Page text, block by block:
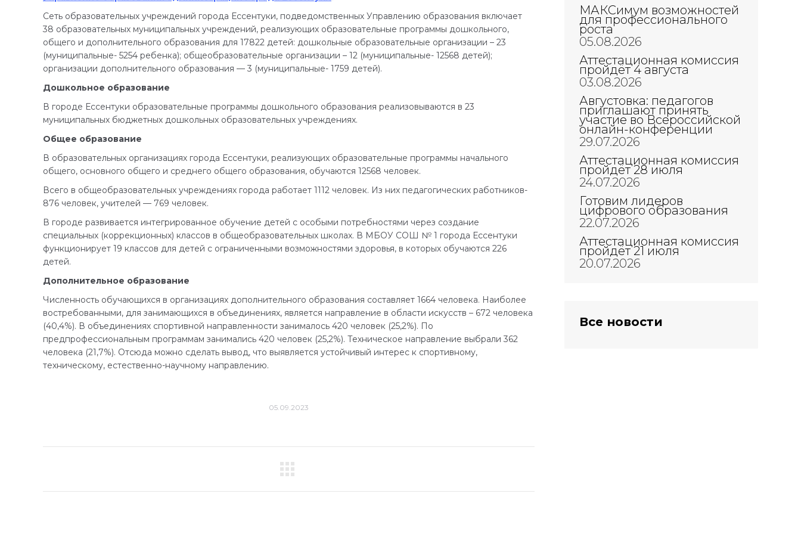
Сеть образовательных учреждений города Ессентуки, подведомственных Управлению образования включает
38 образовательных муниципальных учреждений, реализующих образовательные программы дошкольного,
общего и дополнительного образования для 17822 детей: дошкольные образовательные организации – 23
(муниципальные- 5254 ребенка); общеобразовательные организации – 12 (муниципальные- 12568 детей);
организации дополнительного образования — 3 (муниципальные- 1759 детей).
Дошкольное образование
В городе Ессентуки образовательные программы дошкольного образования реализовываются в 23
муниципальных бюджетных дошкольных образовательных учреждениях.
Общее образование
В образовательных организациях города Ессентуки, реализующих образовательные программы начального
общего, основного общего и среднего общего образования, обучаются 12568 человек.
Всего в общеобразовательных учреждениях города работает 1112 человек. Из них педагогических работников-
876 человек, учителей — 769 человек.
В городе развивается интегрированное обучение детей с особыми потребностями через создание
специальных (коррекционных) классов в общеобразовательных школах. В МБОУ СОШ № 1 города Ессентуки
функционирует 19 классов для детей с ограниченными возможностями здоровья, в которых обучаются 226
детей.
Дополнительное образование
Численность обучающихся в организациях дополнительного образования составляет 1664 человека. Наиболее
востребованными, для занимающихся в объединениях, является направление в области искусств – 672 человека
(40,4%). В объединениях спортивной направленности занималось 420 человек (25,2%). По
предпрофессиональным программам занимались 420 человек (25,2%). Техническое направление выбрали 362
человека (21,7%). Отсюда можно сделать вывод, что выявляется устойчивый интерес к спортивному,
техническому, естественно-научному направлению.
05.09.2023
Навигация
МАКСимум возможностей
для профессионального
роста
05.08.2026
Аттестационная комиссия
пройдёт 4 августа
03.08.2026
Августовка: педагогов
приглашают принять
участие во Всероссийской
онлайн-конференции
29.07.2026
Аттестационная комиссия
пройдёт 28 июля
24.07.2026
Готовим лидеров
цифрового образования
22.07.2026
Аттестационная комиссия
пройдёт 21 июля
20.07.2026
Все новости